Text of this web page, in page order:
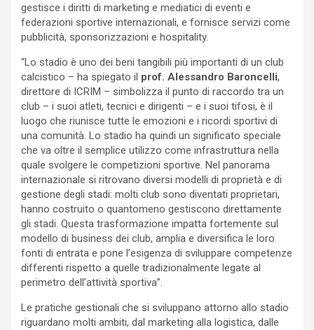
gestisce i diritti di marketing e mediatici di eventi e
federazioni sportive internazionali, e fornisce servizi come
pubblicità, sponsorizzazioni e hospitality.
“Lo stadio è uno dei beni tangibili più importanti di un club
calcistico – ha spiegato il prof. Alessandro Baroncelli,
direttore di ICRIM – simbolizza il punto di raccordo tra un
club – i suoi atleti, tecnici e dirigenti – e i suoi tifosi, è il
luogo che riunisce tutte le emozioni e i ricordi sportivi di
una comunità. Lo stadio ha quindi un significato speciale
che va oltre il semplice utilizzo come infrastruttura nella
quale svolgere le competizioni sportive. Nel panorama
internazionale si ritrovano diversi modelli di proprietà e di
gestione degli stadi: molti club sono diventati proprietari,
hanno costruito o quantomeno gestiscono direttamente
gli stadi. Questa trasformazione impatta fortemente sul
modello di business dei club, amplia e diversifica le loro
fonti di entrata e pone l’esigenza di sviluppare competenze
differenti rispetto a quelle tradizionalmente legate al
perimetro dell’attività sportiva”.
Le pratiche gestionali che si sviluppano attorno allo stadio
riguardano molti ambiti, dal marketing alla logistica, dalle